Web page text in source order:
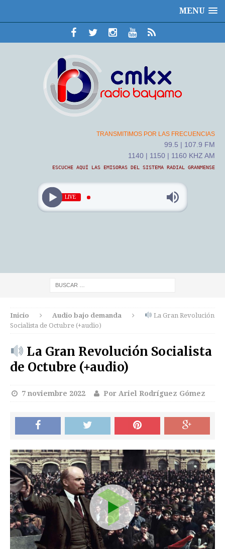
MENU
TRANSMITIMOS POR LAS FRECUENCIAS
99.5 | 107.9 FM
1140 | 1150 | 1160 KHZ AM
ESCUCHE AQUÍ LAS EMISORAS DEL SISTEMA RADIAL GRANMENSE
LIVE
Inicio Audio bajo demanda
La Gran Revolución
Socialista de Octubre (+audio)
La Gran Revolución Socialista
de Octubre (+audio)
7 noviembre 2022 Por Ariel Rodríguez Gómez